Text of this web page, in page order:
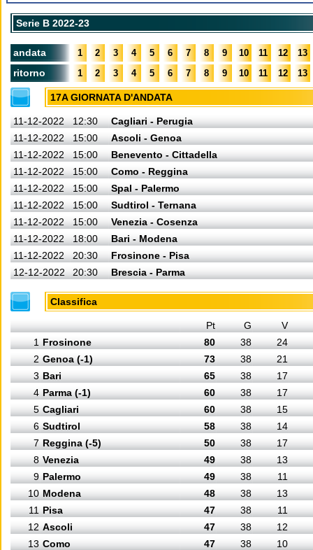
Serie B 2022-23
andata 1 2 3 4 5 6 7 8 9 10 11 12 13
ritorno 1 2 3 4 5 6 7 8 9 10 11 12 13
17A GIORNATA D'ANDATA
11-12-2022 12:30
Cagliari - Perugia
11-12-2022
15:00
Ascoli - Genoa
11-12-2022
15:00
Benevento - Cittadella
11-12-2022
15:00
Como - Reggina
11-12-2022
15:00
Spal - Palermo
11-12-2022
15:00
Sudtirol - Ternana
11-12-2022
15:00
Venezia - Cosenza
11-12-2022
18:00
Bari - Modena
11-12-2022
20:30
Frosinone - Pisa
12-12-2022
20:30 Brescia - Parma
Classifica
Pt G
V
1 Frosinone 80 38
24
2 Genoa (-1) 73 38
21
3 Bari 65 38
17
4 Parma (-1) 60 38
17
5 Cagliari 60 38
15
6 Sudtirol 58 38
14
7 Reggina (-5) 50 38
17
8 Venezia 49 38
13
9 Palermo 49 38
11
10 Modena 48 38
13
11 Pisa 47 38
11
12 Ascoli 47 38
12
13 Como 47 38
10